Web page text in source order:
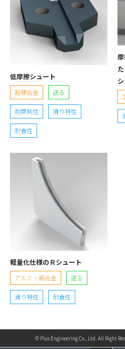
低摩擦シュート
超硬合金 送る
耐摩耗性 滑り特性
耐食性
軽量化仕様のＲシュート
アルミ・銅合金 送る
滑り特性 耐食性
© Plus Engineering Co., Ltd. All Right